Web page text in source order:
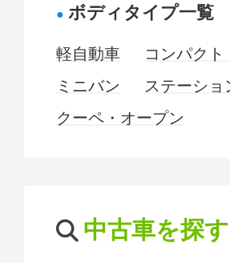
ボディタイプ一覧
軽自動車
コンパクト
ミニバン
ステーショ
クーペ・オープン
中古車を探す